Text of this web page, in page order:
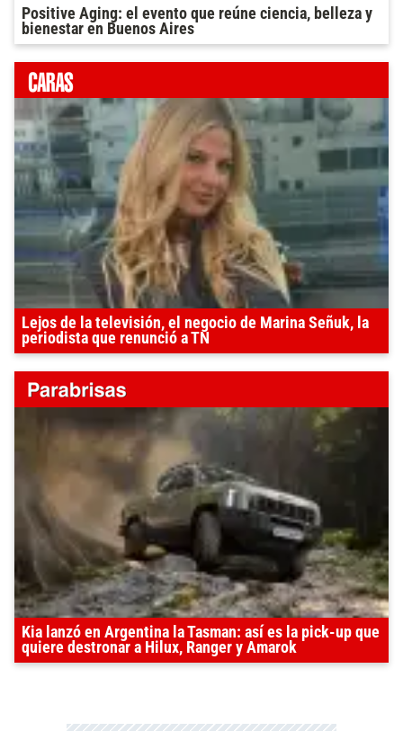
Positive Aging: el evento que reúne ciencia, belleza y
bienestar en Buenos Aires
Lejos de la televisión, el negocio de Marina Señuk, la
periodista que renunció a TN
Kia lanzó en Argentina la Tasman: así es la pick-up que
quiere destronar a Hilux, Ranger y Amarok